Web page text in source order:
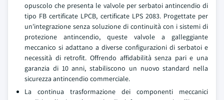
opuscolo che presenta le valvole per serbatoi antincendio di
tipo FB certificate LPCB, certificate LPS 2083. Progettate per
un'integrazione senza soluzione di continuità con i sistemi di
protezione antincendio, queste valvole a galleggiante
meccanico si adattano a diverse configurazioni di serbatoi e
necessità di retrofit. Offrendo affidabilità senza pari e una
garanzia di 10 anni, stabiliscono un nuovo standard nella
sicurezza antincendio commerciale.
La continua trasformazione dei componenti meccanici